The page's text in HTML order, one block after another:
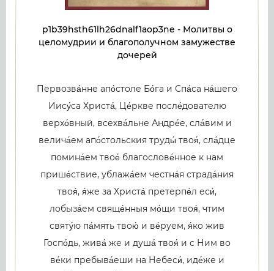
p1b39hsth61lh26dnalf1aop3ne - Молитвы о
целомудрии и благополучном замужестве
дочерей
Первозва́нне апо́столе Бо́га и Спа́са на́шего
Иису́са Христа́, Це́ркве после́дователю
верхо́вный, всехва́льне Андре́е, сла́вим и
велича́ем апо́стольския труды́ твоя́, сла́дце
помина́ем твое́ благослове́нное к нам
прише́ствие, ублажа́ем честна́я страда́ния
твоя́, я́же за Христа́ претерпе́л еси́,
лобыза́ем свяще́нныя мо́щи твоя́, чтим
святу́ю па́мять твою́ и ве́руем, я́ко жив
Госпо́дь, жива́ же и душа́ твоя́ и с Ним во
ве́ки пребыва́еши на Небеси́, иде́же и